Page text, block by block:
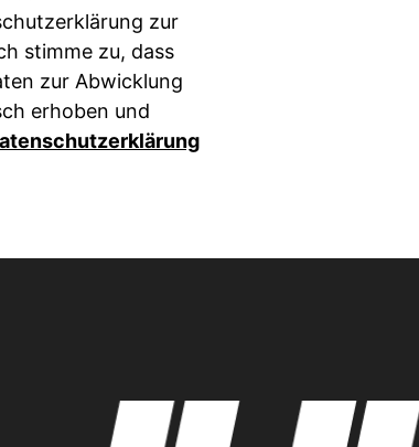
zur
stimme zu, dass
zur Abwicklung
erhoben und